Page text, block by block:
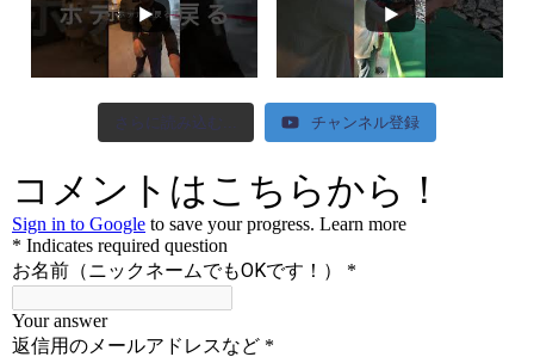
さらに読み込む... チャンネル登録